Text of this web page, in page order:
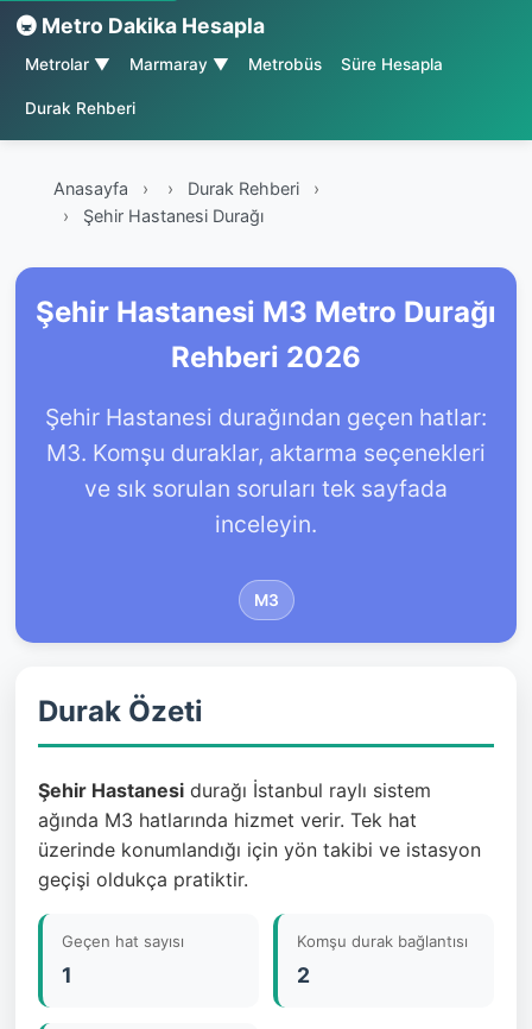
🚇 Metro Dakika Hesapla
Metrolar ▼ Marmaray ▼ Metrobüs Süre Hesapla
Durak Rehberi
Anasayfa › Durak Rehberi
›
Şehir Hastanesi Durağı
Şehir Hastanesi M3 Metro Durağı
Rehberi 2026
Şehir Hastanesi durağından geçen hatlar:
M3. Komşu duraklar, aktarma seçenekleri
ve sık sorulan soruları tek sayfada
inceleyin.
M3
Durak Özeti
Şehir Hastanesidurağı İstanbul raylı sistem
ağında M3 hatlarında hizmet verir. Tek hat
üzerinde konumlandığı için yön takibi ve istasyon
geçişi oldukça pratiktir.
Geçen hat sayısı
1
Komşu durak bağlantısı
2